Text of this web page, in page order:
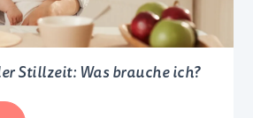
Stillzeit: Was brauche ich?